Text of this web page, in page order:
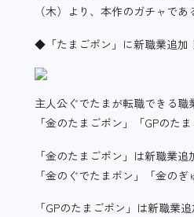
（木）より、本作のガチャで
◆「たまごポン」に新職業追加
主人公ぐでたまが転職できる
「金のたまごポン」「GPのた
「金のたまごポン」は新職業追
「金のぐでたまポン」「金の
「GPのたまごポン」は新職業追